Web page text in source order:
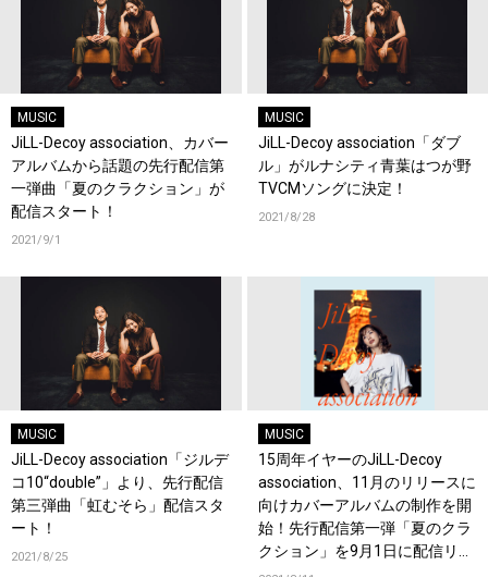
MUSIC
JiLL-Decoy association、カバー
アルバムから話題の先行配信第
一弾曲「夏のクラクション」が
配信スタート！
2021/9/1
MUSIC
JiLL-Decoy association「ダブ
ル」がルナシティ青葉はつが野
TVCMソングに決定！
2021/8/28
MUSIC
JiLL-Decoy association「ジルデ
コ10“double”」より、先行配信
第三弾曲「虹むそら」配信スタ
ート！
2021/8/25
MUSIC
15周年イヤーのJiLL-Decoy
association、11月のリリースに
向けカバーアルバムの制作を開
始！先行配信第一弾「夏のクラ
クション」を9月1日に配信リリ